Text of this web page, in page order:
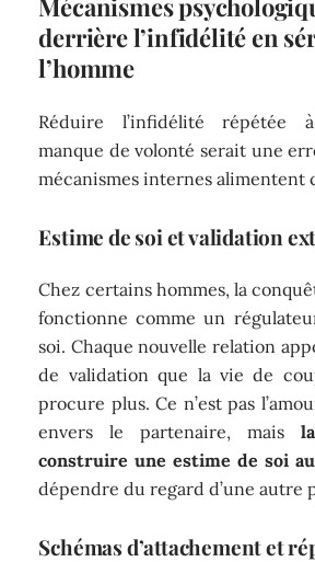
derrière l’infidélité en
l’homme
Réduire l’infidélité répétée
manque de volonté serait une
mécanismes internes alimentent
Estime de soi et validation
Chez certains hommes, la
fonctionne comme un
soi. Chaque nouvelle relation
de validation que la vie de
procure plus. Ce n’est pas
envers le partenaire, mais
construire une estime de soi
dépendre du regard d’une autre
Schémas d’attachement et